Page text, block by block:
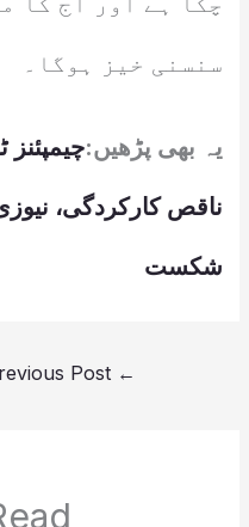
سنسنی خیز ہوگا۔
یہ بھی پڑھیں:چیمپئنز
ناقص کارکردگی،
شکست
←